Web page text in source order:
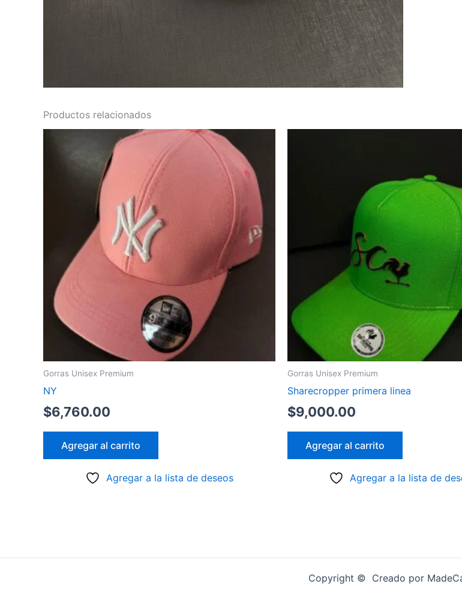
Productos relacionados
Gorras Unisex Premium
NY
$6,760.00
Agregar al carrito
Agregar a la lista de deseos
Gorras Unisex Premium
Sharecropper primera linea
$9,000.00
Agregar al carrito
Agregar a la lista de
Copyright © Creado por